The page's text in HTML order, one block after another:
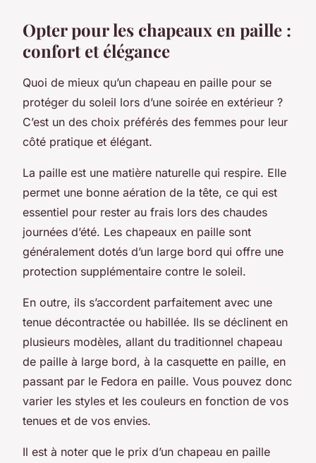
Opter pour les chapeaux en paille :
confort et élégance
Quoi de mieux qu’un chapeau en paille pour se
protéger du soleil lors d’une soirée en extérieur ?
C’est un des choix préférés des femmes pour leur
côté pratique et élégant.
La paille est une matière naturelle qui respire. Elle
permet une bonne aération de la tête, ce qui est
essentiel pour rester au frais lors des chaudes
journées d’été. Les chapeaux en paille sont
généralement dotés d’un large bord qui offre une
protection supplémentaire contre le soleil.
En outre, ils s’accordent parfaitement avec une
tenue décontractée ou habillée. Ils se déclinent en
plusieurs modèles, allant du traditionnel chapeau
de paille à large bord, à la casquette en paille, en
passant par le Fedora en paille. Vous pouvez donc
varier les styles et les couleurs en fonction de vos
tenues et de vos envies.
Il est à noter que le prix d’un chapeau en paille